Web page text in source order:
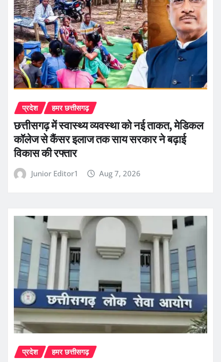
प्रदेश हमर छत्तीसगढ़
छत्तीसगढ़ में स्वास्थ्य व्यवस्था को नई ताकत, मेडिकल
कॉलेज से कैंसर इलाज तक साय सरकार ने बढ़ाई
विकास की रफ्तार
Junior Editor1 Aug 7, 2026
प्रदेश हमर छत्तीसगढ़